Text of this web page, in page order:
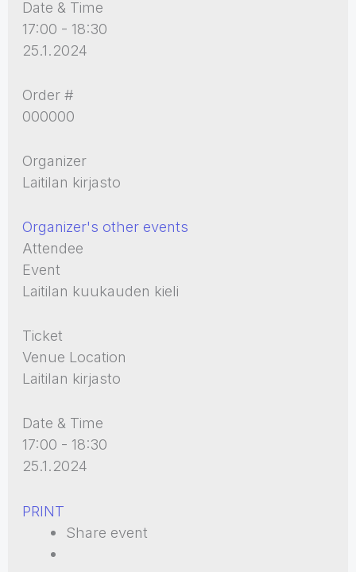
Date & Time
17:00 - 18:30
25.1.2024
Order #
000000
Organizer
Laitilan kirjasto
Organizer's other events
Attendee
Event
Laitilan kuukauden kieli
Ticket
Venue Location
Laitilan kirjasto
Date & Time
17:00 - 18:30
25.1.2024
PRINT
Share event